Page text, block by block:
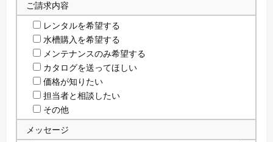
ご請求内容
レンタルを希望する
水槽購入を希望する
メンテナンスのみ希望する
カタログを送ってほしい
価格が知りたい
担当者と相談したい
その他
メッセージ